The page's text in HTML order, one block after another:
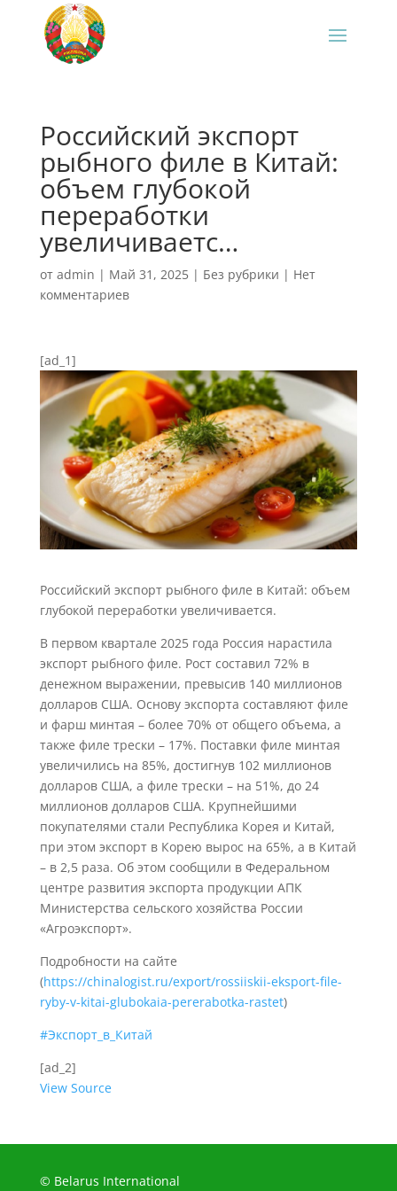
Российский экспорт
рыбного филе в Китай:
объем глубокой
переработки
увеличиваетс…
от admin | Май 31, 2025| Без рубрики | Нет
комментариев
[ad_1]
Российский экспорт рыбного филе в Китай: объем
глубокой переработки увеличивается.
В первом квартале 2025 года Россия нарастила
экспорт рыбного филе. Рост составил 72% в
денежном выражении, превысив 140 миллионов
долларов США. Основу экспорта составляют филе
и фарш минтая – более 70% от общего объема, а
также филе трески – 17%. Поставки филе минтая
увеличились на 85%, достигнув 102 миллионов
долларов США, а филе трески – на 51%, до 24
миллионов долларов США. Крупнейшими
покупателями стали Республика Корея и Китай,
при этом экспорт в Корею вырос на 65%, а в Китай
– в 2,5 раза. Об этом сообщили в Федеральном
центре развития экспорта продукции АПК
Министерства сельского хозяйства России
«Агроэкспорт».
Подробности на сайте
(https://chinalogist.ru/export/rossiiskii-eksport-file-
ryby-v-kitai-glubokaia-pererabotka-rastet)
#Экспорт_в_Китай
[ad_2]
View Source
© Belarus International